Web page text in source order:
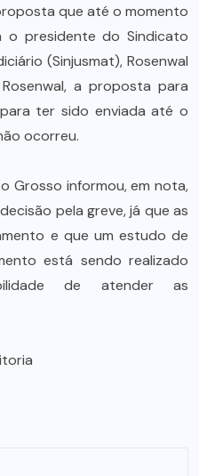
que até o momento
o presidente do Sindicato
(Sinjusmat), Rosenwal
a proposta para
ter sido enviada até o
ocorreu.
Grosso informou, em nota,
pela greve, já que as
e que um estudo de
está sendo realizado
de atender as